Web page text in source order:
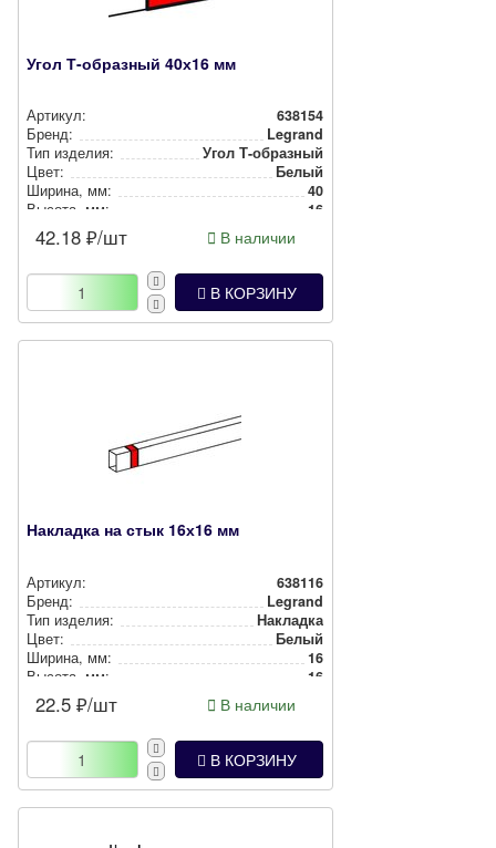
Угол Т-образный 40х16 мм
Артикул:
638154
Бренд:
Legrand
Тип изделия:
Угол Т-образный
Цвет:
Белый
Ширина, мм:
40
Высота, мм:
16
42.18 ₽/шт В наличии
В КОРЗИНУ
Накладка на стык 16х16 мм
Артикул:
638116
Бренд:
Legrand
Тип изделия:
Накладка
Цвет:
Белый
Ширина, мм:
16
Высота, мм:
16
22.5 ₽/шт В наличии
В КОРЗИНУ